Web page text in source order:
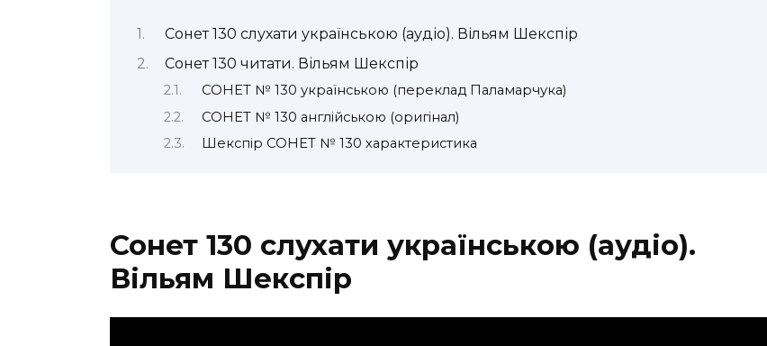
Сонет 130 слухати українською (аудіо). Вільям Шекспір
Сонет 130 читати. Вільям Шекспір
СОНЕТ № 130 українською (переклад Паламарчука)
СОНЕТ № 130 англійською (оригінал)
Шекспір СОНЕТ № 130 характеристика
Сонет 130 слухати українською (аудіо).
Вільям Шекспір